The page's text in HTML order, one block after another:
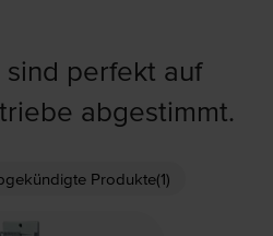
perfekt auf
abgestimmt.
Produkte(1)